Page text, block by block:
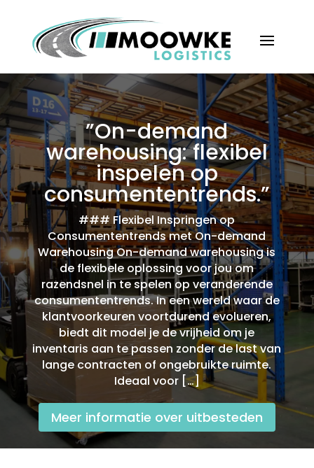
”On-demand
warehousing: flexibel
inspelen op
consumententrends.​”
### Flexibel Inspringen op
Consumententrends met On-demand
Warehousing On-demand warehousing is
de flexibele oplossing voor jou om
razendsnel in te spelen op veranderende
consumententrends.​ In een wereld waar de
klantvoorkeuren voortdurend evolueren,
biedt dit model je de vrijheid om je
inventaris aan te passen zonder de last van
lange contracten of ongebruikte ruimte.​
Ideaal voor […]
Meer informatie over uitbesteden